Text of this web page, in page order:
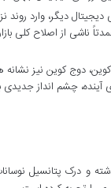
دیگر، وارد روند
افت کرد و به سطوح پایین تر از ۰.۱۰ دلار رسید، که عمدتاً ناشی از
و رشد بیت کوین، دوج کوین نیز
چشم انداز جدیدی
و درک پتانسیل